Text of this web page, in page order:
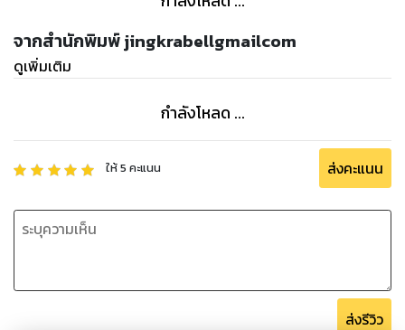
จากสำนักพิมพ์ jingkrabellgmailcom
ดูเพิ่มเติม
กำลังโหลด ...
ให้5 คะแนน ส่งคะแนน
ส่งรีวิว